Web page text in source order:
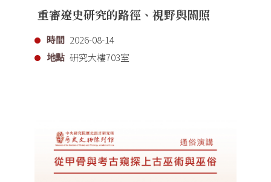
重審遼史研究的路徑、視野與關照
時間 2026-08-14
地點 研究大樓703室